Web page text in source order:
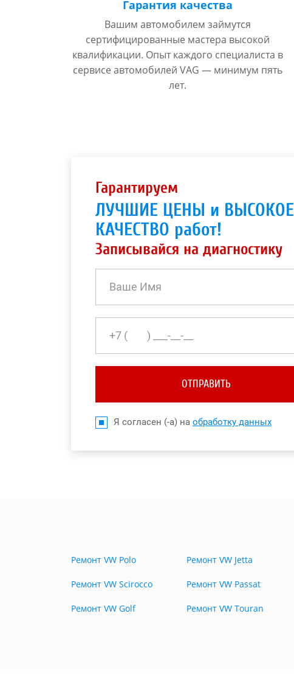
Гарантия качества
Вашим автомобилем займутся
сертифицированные мастера высокой
квалификации. Опыт каждого специалиста в
сервисе автомобилей VAG — минимум пять
лет.
Гарантируем
ЛУЧШИЕ ЦЕНЫ и ВЫСОКОЕ
КАЧЕСТВО работ!
Записывайся на диагностику
ОТПРАВИТЬ
Я согласен (-а) на обработку данных
Ремонт VW Polo
Ремонт VW Scirocco
Ремонт VW Golf
Ремонт VW Jetta
Ремонт VW Passat
Ремонт VW Touran